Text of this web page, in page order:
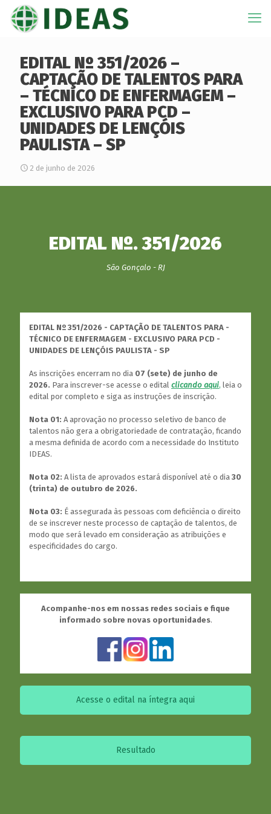
EDITAL Nº 351/2026 –
CAPTAÇÃO DE TALENTOS PARA
– TÉCNICO DE ENFERMAGEM –
EXCLUSIVO PARA PCD –
UNIDADES DE LENÇÓIS
PAULISTA – SP
2 de junho de 2026
EDITAL Nº. 351/2026
São Gonçalo - RJ
EDITAL Nº 351/2026 - CAPTAÇÃO DE TALENTOS PARA -
TÉCNICO DE ENFERMAGEM - EXCLUSIVO PARA PCD -
UNIDADES DE LENÇÓIS PAULISTA - SP
As inscrições encerram no dia 07 (sete) de junho de
2026. Para inscrever-se acesse o edital clicando aqui, leia o
edital por completo e siga as instruções de inscrição.
Nota 01: A aprovação no processo seletivo de banco de
talentos não gera a obrigatoriedade de contratação, ficando
a mesma definida de acordo com a necessidade do Instituto
IDEAS.
Nota 02: A lista de aprovados estará disponível até o dia 30
(trinta) de outubro de 2026.
Nota 03: É assegurada às pessoas com deficiência o direito
de se inscrever neste processo de captação de talentos, de
modo que será levado em consideração as atribuições e
especificidades do cargo.
Acompanhe-nos em nossas redes sociais e fique
informado sobre novas oportunidades.
Acesse o edital na íntegra aqui
Resultado